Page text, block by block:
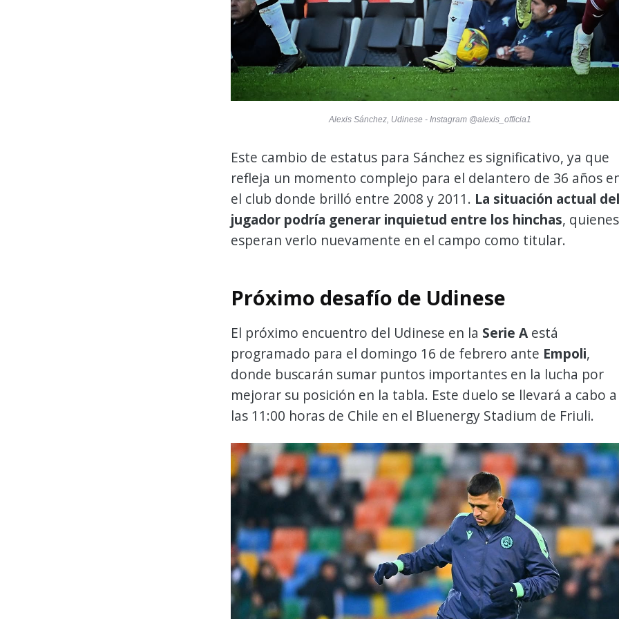
Alexis Sánchez, Udinese - Instagram @alexis_officia1
Este cambio de estatus para Sánchez es significativo, ya que
refleja un momento complejo para el delantero de 36 años
el club donde brilló entre 2008 y 2011. La situación actual del
jugador podría generar inquietud entre los hinchas, quienes
esperan verlo nuevamente en el campo como titular.
Próximo desafío de Udinese
El próximo encuentro del Udinese en la Serie A está
programado para el domingo 16 de febrero ante Empoli,
donde buscarán sumar puntos importantes en la lucha por
mejorar su posición en la tabla. Este duelo se llevará a cabo a
las 11:00 horas de Chile en el Bluenergy Stadium de Friuli.